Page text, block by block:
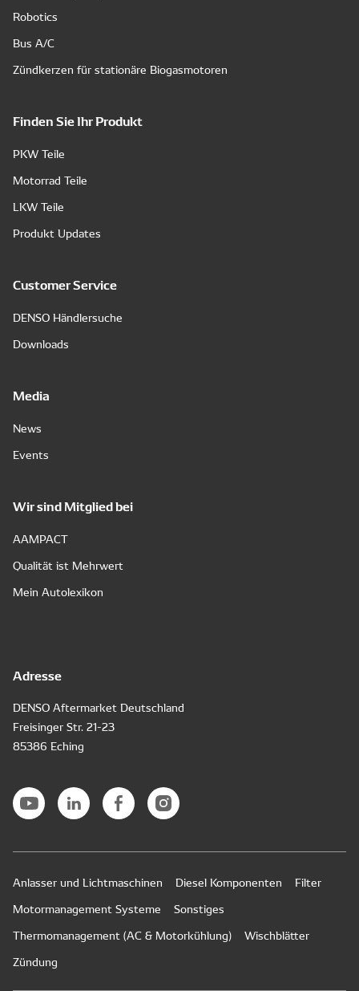
Robotics
Bus A/C
Zündkerzen für stationäre Biogasmotoren
Finden Sie Ihr Produkt
PKW Teile
Motorrad Teile
LKW Teile
Produkt Updates
Customer Service
DENSO Händlersuche
Downloads
Media
News
Events
Wir sind Mitglied bei
AAMPACT
Qualität ist Mehrwert
Mein Autolexikon
Adresse
DENSO Aftermarket Deutschland
Freisinger Str. 21-23
85386 Eching
Anlasser und Lichtmaschinen Diesel Komponenten
Filter
Motormanagement Systeme
Sonstiges
Thermomanagement (AC & Motorkühlung)
Wischblätter
Zündung